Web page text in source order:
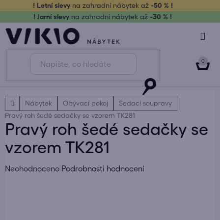
obsah
! Letní slevy na zahradní nábytek až-50 % !
! Jarní slevy na zahradní nábytek až -30 % !
DomůNábytek Obývací pokoj
Sedací soupravy
Pravý roh šedé sedačky se vzorem TK281
Pravý roh šedé sedačky se
vzorem TK281
Průměrné
Neohodnoceno Podrobnosti hodnocení